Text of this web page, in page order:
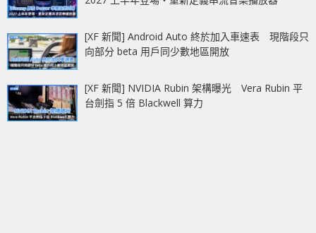
[XF 新聞] Android Auto 終於加入車速表 現階段只
向部分 beta 用戶同少數地區開放
[XF 新聞] NVIDIA Rubin 架構曝光 Vera Rubin 平
台劍指 5 倍 Blackwell 算力